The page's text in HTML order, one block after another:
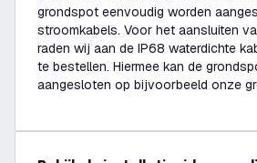
grondspot eenvoudig worden
stroomkabels. Voor het aansluiten
raden wij aan de IP68 waterdichte
te bestellen. Hiermee kan de
aangesloten op bijvoorbeeld onze